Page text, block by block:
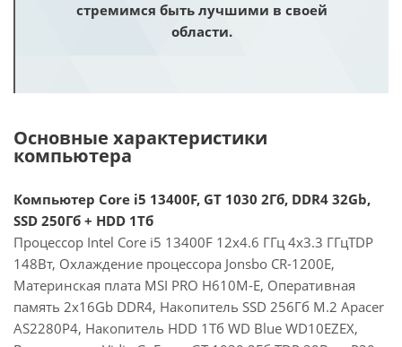
стремимся быть лучшими в своей
области.
Основные характеристики
компьютера
Компьютер Core i5 13400F, GT 1030 2Гб, DDR4 32Gb,
SSD 250Гб + HDD 1Тб
Процессор Intel Core i5 13400F 12x4.6 ГГц 4x3.3 ГГцTDP
148Вт, Охлаждение процессора Jonsbo CR-1200E,
Материнская плата MSI PRO H610M-E, Оперативная
память 2x16Gb DDR4, Накопитель SSD 256Гб M.2 Apacer
AS2280P4, Накопитель HDD 1Тб WD Blue WD10EZEX,